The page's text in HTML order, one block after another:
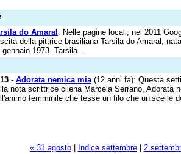
do Amaral : Nelle pagine locali, nel 2011
della pittrice brasiliana Tarsila do Amaral,
gennaio 1973. Tarsila...
- Adorata nemica mia(12 anni fa): Questa
nota scrittrice cilena Marcela Serrano, Adorata
femminile che tesse un filo che unisce le
« 31 agosto| Indice settembre| 2